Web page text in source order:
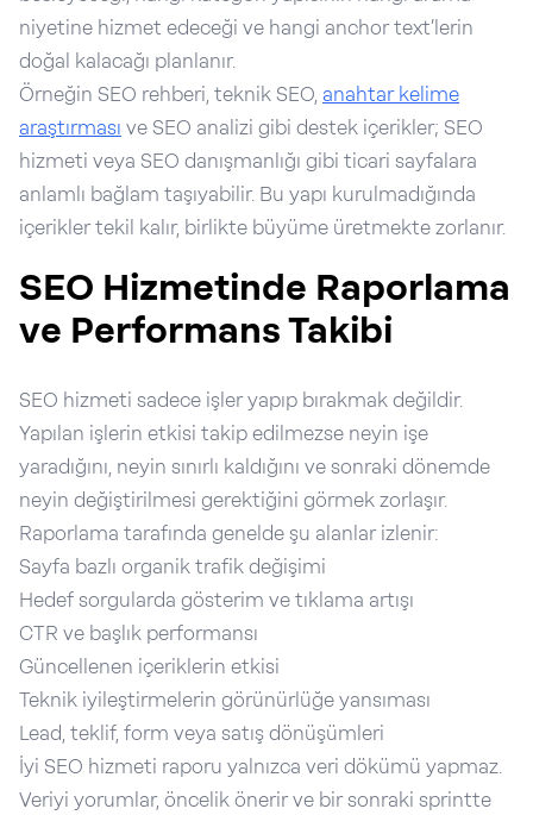
niyetine hizmet edeceği ve hangi anchor text’lerin
doğal kalacağı planlanır.
Örneğin SEO rehberi, teknik SEO, anahtar kelime
araştırması ve SEO analizi gibi destek içerikler; SEO
hizmeti veya SEO danışmanlığı gibi ticari sayfalara
anlamlı bağlam taşıyabilir. Bu yapı kurulmadığında
içerikler tekil kalır, birlikte büyüme üretmekte zorlanır.
SEO Hizmetinde Raporlama
ve Performans Takibi
SEO hizmeti sadece işler yapıp bırakmak değildir.
Yapılan işlerin etkisi takip edilmezse neyin işe
yaradığını, neyin sınırlı kaldığını ve sonraki dönemde
neyin değiştirilmesi gerektiğini görmek zorlaşır.
Raporlama tarafında genelde şu alanlar izlenir:
Sayfa bazlı organik trafik değişimi
Hedef sorgularda gösterim ve tıklama artışı
CTR ve başlık performansı
Güncellenen içeriklerin etkisi
Teknik iyileştirmelerin görünürlüğe yansıması
Lead, teklif, form veya satış dönüşümleri
İyi SEO hizmeti raporu yalnızca veri dökümü yapmaz.
Veriyi yorumlar, öncelik önerir ve bir sonraki sprintte